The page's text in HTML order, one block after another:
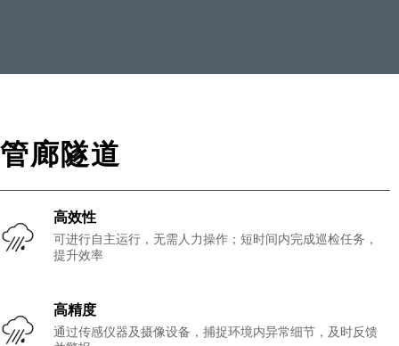
管廊隧道
高效性
可进行自主运行，无需人力操作；短时间内完成巡检任务，
提升效率
高精度
通过传感仪器及摄像设备，捕捉环境内异常细节，及时反馈